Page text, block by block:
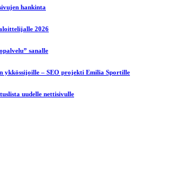
hankinta
2026
sanalle
ykkössijoille – SEO projekti Emilia Sportille
uudelle nettisivulle